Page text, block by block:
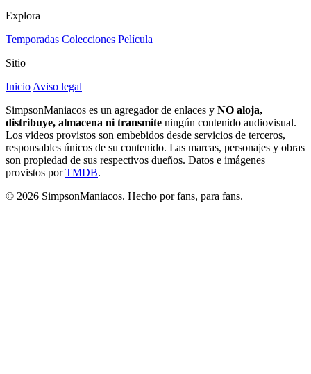
Explora
Temporadas Colecciones Película
Sitio
Inicio Aviso legal
SimpsonManiacos es un agregador de enlaces y NO aloja,
distribuye, almacena ni transmite ningún contenido audiovisual.
Los videos provistos son embebidos desde servicios de terceros,
responsables únicos de su contenido. Las marcas, personajes y obras
son propiedad de sus respectivos dueños. Datos e imágenes
provistos porTMDB.
© 2026 SimpsonManiacos. Hecho por fans, para fans.